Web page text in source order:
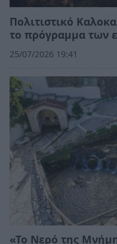
Πολιτιστικό
το πρόγραμμα των
25/07/2026 19:41
«Το Νερό της